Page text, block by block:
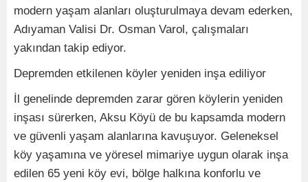
modern yaşam alanları oluşturulmaya devam ederken,
Adıyaman Valisi Dr. Osman Varol, çalışmaları
yakından takip ediyor.
Depremden etkilenen köyler yeniden inşa ediliyor
İl genelinde depremden zarar gören köylerin yeniden
inşası sürerken, Aksu Köyü de bu kapsamda modern
ve güvenli yaşam alanlarına kavuşuyor. Geleneksel
köy yaşamına ve yöresel mimariye uygun olarak inşa
edilen 65 yeni köy evi, bölge halkına konforlu ve